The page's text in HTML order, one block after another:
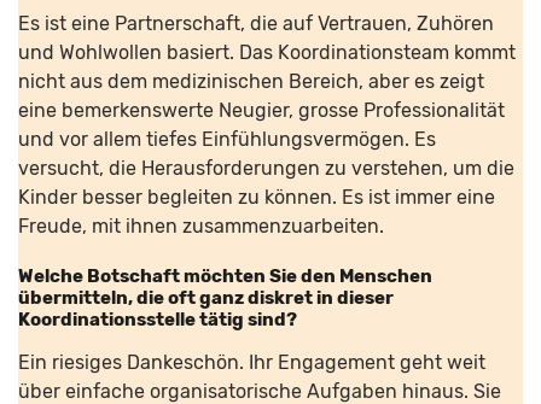
Es ist eine Partnerschaft, die auf Vertrauen, Zuhören
und Wohlwollen basiert. Das Koordinationsteam kommt
nicht aus dem medizinischen Bereich, aber es zeigt
eine bemerkenswerte Neugier, grosse Professionalität
und vor allem tiefes Einfühlungsvermögen. Es
versucht, die Herausforderungen zu verstehen, um die
Kinder besser begleiten zu können. Es ist immer eine
Freude, mit ihnen zusammenzuarbeiten.
Welche Botschaft möchten Sie den Menschen
übermitteln, die oft ganz diskret in dieser
Koordinationsstelle tätig sind?
Ein riesiges Dankeschön. Ihr Engagement geht weit
über einfache organisatorische Aufgaben hinaus. Sie